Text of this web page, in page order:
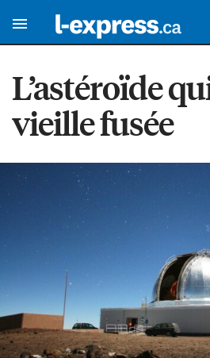
L’astéroïde
vieille fusée